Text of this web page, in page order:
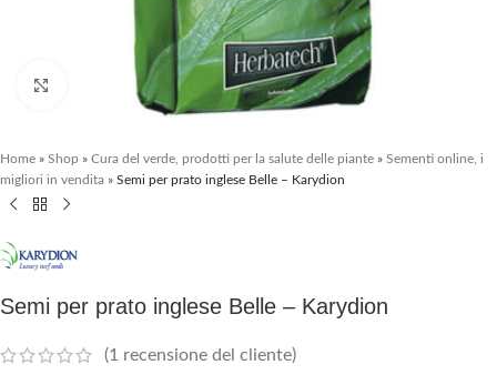
Clicca per ingrandire
Home » Shop » Cura del verde, prodotti per la salute delle piante » Sementi online, i
migliori in vendita » Semi per prato inglese Belle – Karydion
Semi per prato inglese Belle – Karydion
(1 recensione del cliente)